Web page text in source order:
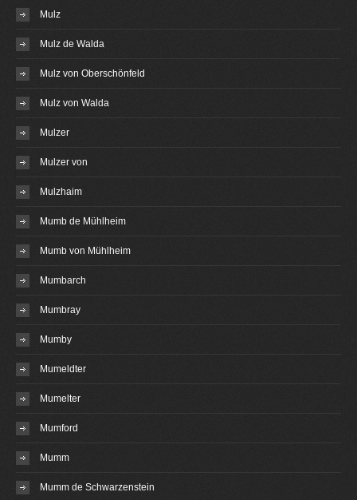
Mulz
Mulz de Walda
Mulz von Oberschönfeld
Mulz von Walda
Mulzer
Mulzer von
Mulzhaim
Mumb de Mühlheim
Mumb von Mühlheim
Mumbarch
Mumbray
Mumby
Mumeldter
Mumelter
Mumford
Mumm
Mumm de Schwarzenstein